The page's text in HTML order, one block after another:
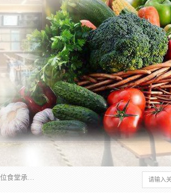
东莞市康隆膳食管理有限公司主要从事：蔬菜配送、食堂承包、企业工厂食堂承包、机关单位食堂承包、调味品配送、粮油配送、干货配送、副食配送、水果配送、海鲜配送等业务，东莞蔬菜配送电话，咨询在线客服。